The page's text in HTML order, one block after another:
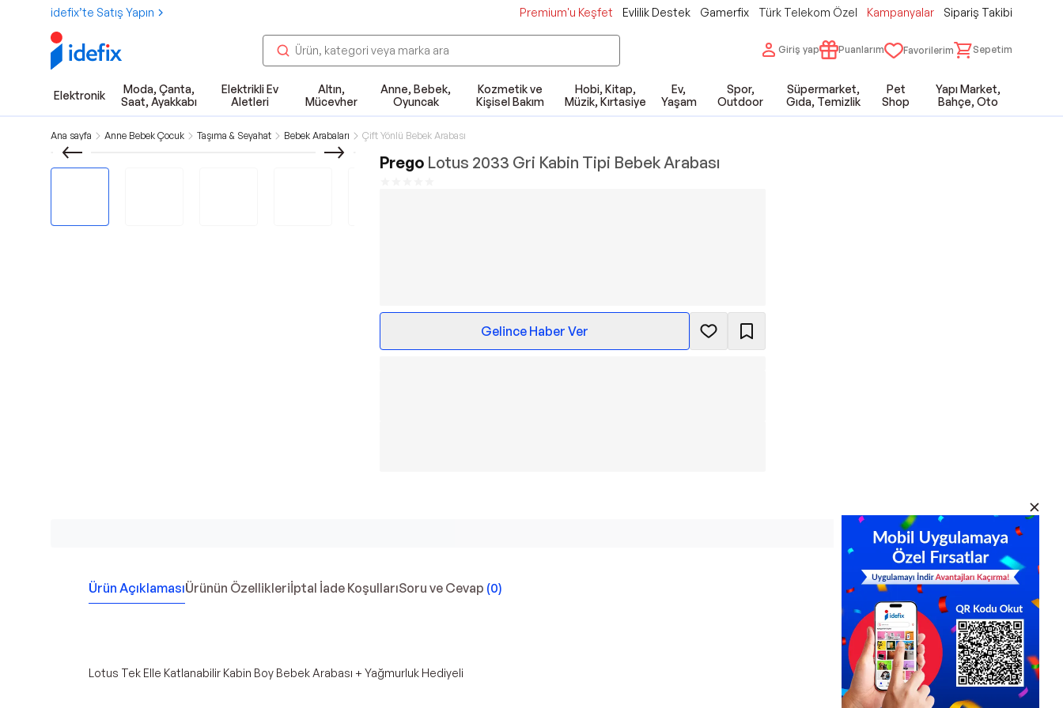
idefix’te Satış Yapın Premium'u Keşfet Evlilik Destek Gamerfix Türk Telekom Özel Kampanyalar Sipariş Takibi
Giriş yap Puanlarım Favorilerim Sepetim
Elektronik
Moda, Çanta,
Saat, Ayakkabı
Elektrikli Ev
Aletleri
Altın,
Mücevher
Anne, Bebek,
Oyuncak
Kozmetik ve
Kişisel Bakım
Hobi, Kitap,
Müzik, Kırtasiye
Ev,
Yaşam
Spor,
Outdoor
Süpermarket,
Gıda, Temizlik
Pet
Shop
Yapı Market,
Bahçe, Oto
Ana sayfa Anne Bebek Çocuk Taşıma & Seyahat Bebek Arabaları Çift Yönlü Bebek Arabası
Prego Lotus 2033 Gri Kabin Tipi Bebek Arabası
Gelince Haber Ver
Ürün AçıklamasıÜrünün Özellikleriİptal İade KoşullarıSoru ve Cevap (0)
Lotus Tek Elle Katlanabilir Kabin Boy Bebek Arabası + Yağmurluk Hediyeli